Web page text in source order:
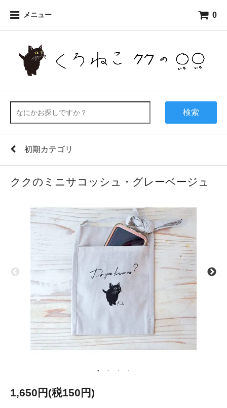
メニュー 0
検索
初期カテゴリ
ククのミニサコッシュ・グレーベージュ
1,650円(税150円)